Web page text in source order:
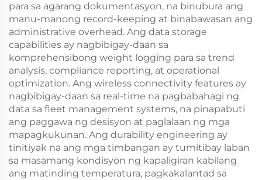
para sa agarang dokumentasyon, na binubura ang
manu-manong record-keeping at binabawasan ang
administrative overhead. Ang data storage
capabilities ay nagbibigay-daan sa
komprehensibong weight logging para sa trend
analysis, compliance reporting, at operational
optimization. Ang wireless connectivity features ay
nagbibigay-daan sa real-time na pagbabahagi ng
data sa fleet management systems, na pinapabuti
ang paggawa ng desisyon at paglalaan ng mga
mapagkukunan. Ang durability engineering ay
tinitiyak na ang mga timbangan ay tumitibay laban
sa masamang kondisyon ng kapaligiran kabilang
ang matinding temperatura, pagkakalantad sa